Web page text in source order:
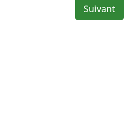
Suivant